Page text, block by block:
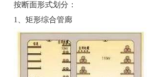
按断面形式划分：
1
、矩形综合管廊